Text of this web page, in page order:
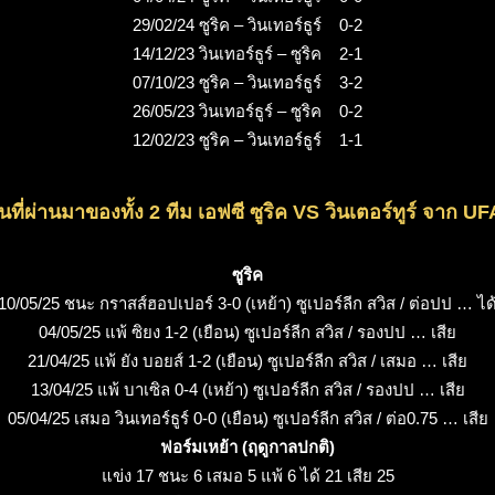
29/02/24 ซูริค – วินเทอร์ธูร์ 0-2
14/12/23 วินเทอร์ธูร์ – ซูริค 2-1
07/10/23 ซูริค – วินเทอร์ธูร์ 3-2
26/05/23 วินเทอร์ธูร์ – ซูริค 0-2
12/02/23 ซูริค – วินเทอร์ธูร์ 1-1
ที่ผ่านมาของทั้ง 2 ทีม เอฟซี ซูริค VS วินเตอร์ทูร์ จาก
ซูริค
10/05/25 ชนะ กราสส์ฮอปเปอร์ 3-0 (เหย้า) ซูเปอร์ลีก สวิส / ต่อปป … ได้
04/05/25 แพ้ ซิยง 1-2 (เยือน) ซูเปอร์ลีก สวิส / รองปป … เสีย
21/04/25 แพ้ ยัง บอยส์ 1-2 (เยือน) ซูเปอร์ลีก สวิส / เสมอ … เสีย
13/04/25 แพ้ บาเซิล 0-4 (เหย้า) ซูเปอร์ลีก สวิส / รองปป … เสีย
05/04/25 เสมอ วินเทอร์ธูร์ 0-0 (เยือน) ซูเปอร์ลีก สวิส / ต่อ0.75 … เสีย
ฟอร์มเหย้า (ฤดูกาลปกติ)
แข่ง 17 ชนะ 6 เสมอ 5 แพ้ 6 ได้ 21 เสีย 25